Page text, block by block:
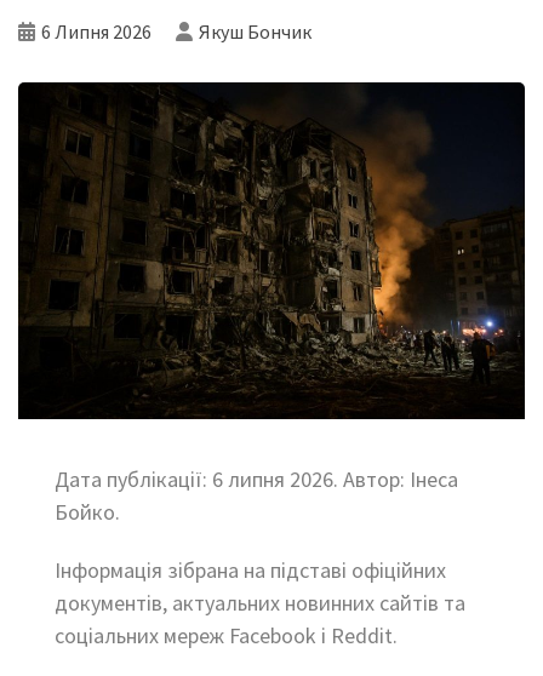
6 Липня 2026 Якуш Бончик
Дата публікації: 6 липня 2026. Автор: Інеса
Бойко.
Інформація зібрана на підставі офіційних
документів, актуальних новинних сайтів та
соціальних мереж Facebook і Reddit.